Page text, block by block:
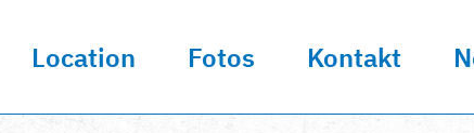
Location Fotos Kontakt